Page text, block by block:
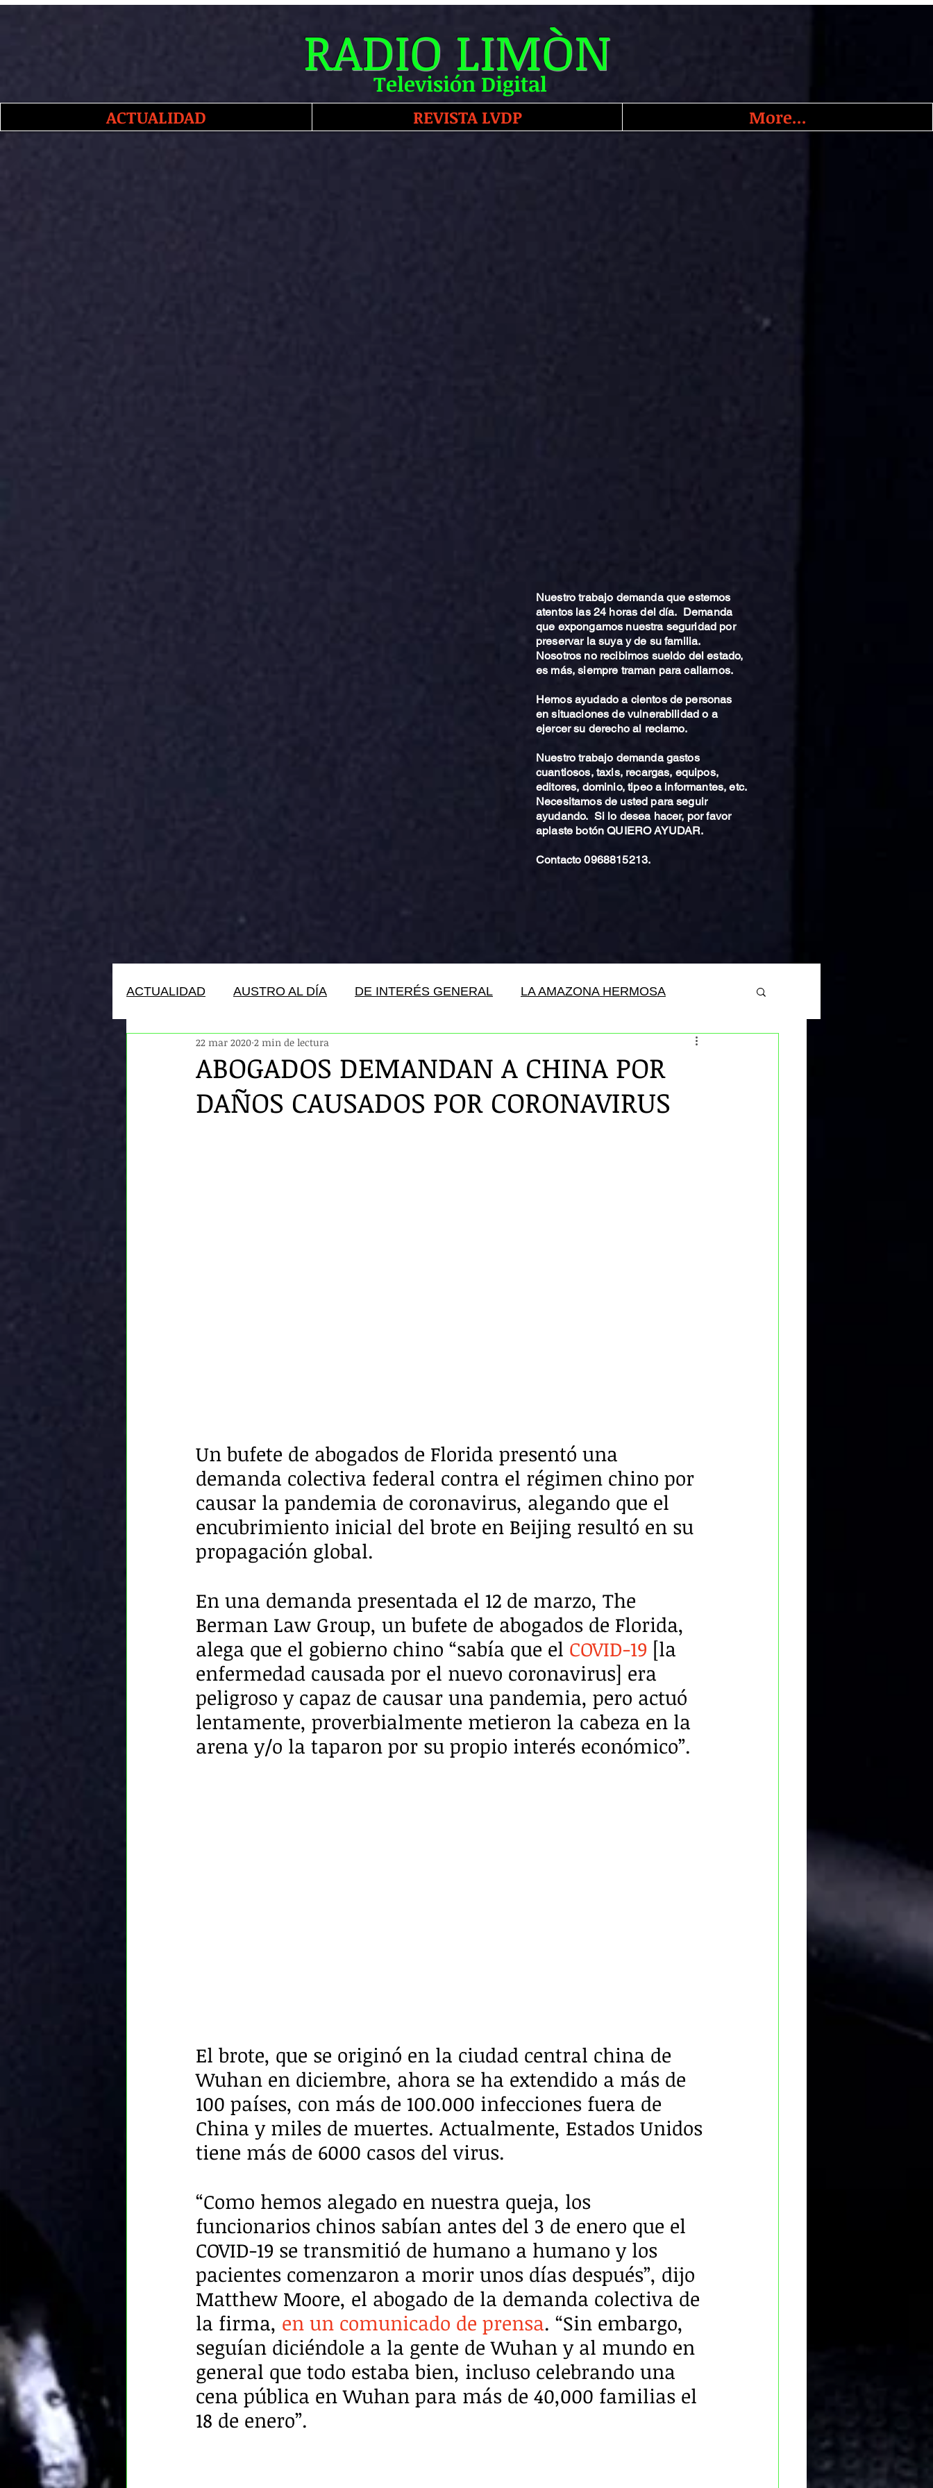
Nuestro trabajo demanda que estemos
atentos las 24 horas del día. Demanda
que expongamos nuestra seguridad por
preservar la suya y de su familia.
Nosotros no recibimos sueldo del estado,
es más, siempre traman para callarnos.
Hemos ayudado a cientos de personas
en situaciones de vulnerabilidad o a
ejercer su derecho al reclamo.
Nuestro trabajo demanda gastos
cuantiosos, taxis, recargas, equipos,
editores, dominio, tipeo a informantes, etc.
Necesitamos de usted para seguir
ayudando. Si lo desea hacer, por favor
aplaste botón QUIERO AYUDAR.
Contacto 0968815213.
ACTUALIDAD AUSTRO AL DÍA DE INTERÉS GENERAL LA AMAZONA HERMOSA
HUMANOS DEL ECUADOR
ABOGADOS DEMANDAN A CHINA POR
DAÑOS CAUSADOS POR CORONAVIRUS
22 mar 2020 2 min de lectura
Un bufete de abogados de Florida presentó una
demanda colectiva federal contra el régimen chino por
causar la pandemia de coronavirus, alegando que el
encubrimiento inicial del brote en Beijing resultó en su
propagación global.
En una demanda presentada el 12 de marzo, The
Berman Law Group, un bufete de abogados de Florida,
alega que el gobierno chino “sabía que el COVID-19 [la
enfermedad causada por el nuevo coronavirus] era
peligroso y capaz de causar una pandemia, pero actuó
lentamente, proverbialmente metieron la cabeza en la
arena y/o la taparon por su propio interés económico”.
El brote, que se originó en la ciudad central china de
Wuhan en diciembre, ahora se ha extendido a más de
100 países, con más de 100.000 infecciones fuera de
China y miles de muertes. Actualmente, Estados Unidos
tiene más de 6000 casos del virus.
“Como hemos alegado en nuestra queja, los
funcionarios chinos sabían antes del 3 de enero que el
COVID-19 se transmitió de humano a humano y los
pacientes comenzaron a morir unos días después”, dijo
Matthew Moore, el abogado de la demanda colectiva de
la firma, en un comunicado de prensa. “Sin embargo,
seguían diciéndole a la gente de Wuhan y al mundo en
general que todo estaba bien, incluso celebrando una
cena pública en Wuhan para más de 40,000 familias el
18 de enero”.
Televisión Digital
RADIO LIMÒN
ACTUALIDAD REVISTA LVDP More...